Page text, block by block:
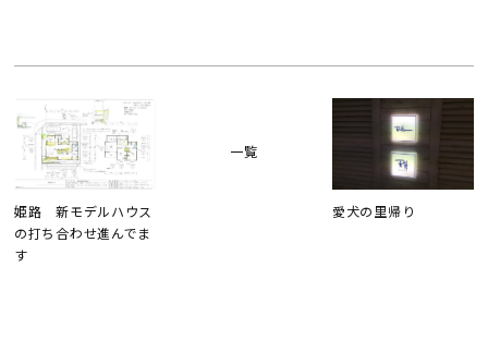
耐震性能+制震性能
断熱・気密性能と快適性
姫路 新モデルハウス
の打ち合わせ進んでま
す
一覧
愛犬の里帰り